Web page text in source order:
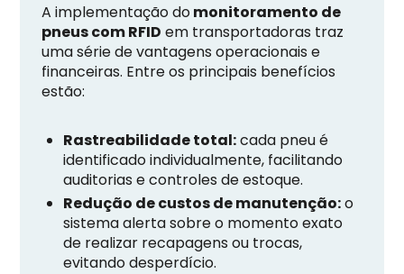
A implementação domonitoramento de
pneus com RFID em transportadoras traz
uma série de vantagens operacionais e
financeiras. Entre os principais benefícios
estão:
Rastreabilidade total:cada pneu é
identificado individualmente, facilitando
auditorias e controles de estoque.
Redução de custos de manutenção:o
sistema alerta sobre o momento exato
de realizar recapagens ou trocas,
evitando desperdício.